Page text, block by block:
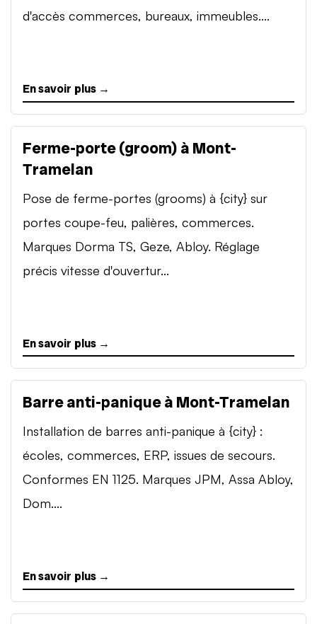
d'accès commerces, bureaux, immeubles....
En savoir plus →
Ferme-porte (groom) à Mont-
Tramelan
Pose de ferme-portes (grooms) à {city} sur
portes coupe-feu, palières, commerces.
Marques Dorma TS, Geze, Abloy. Réglage
précis vitesse d'ouvertur...
En savoir plus →
Barre anti-panique à Mont-Tramelan
Installation de barres anti-panique à {city} :
écoles, commerces, ERP, issues de secours.
Conformes EN 1125. Marques JPM, Assa Abloy,
Dom....
En savoir plus →